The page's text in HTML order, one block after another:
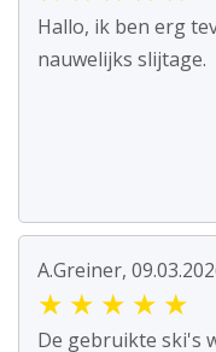
Hallo, ik ben erg
nauwelijks slijtage.
A.Greiner,
★ ★ ★ ★ ★
De gebruikte ski's